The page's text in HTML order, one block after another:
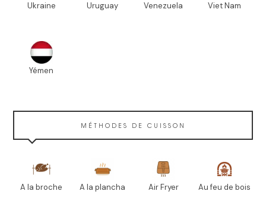
Ukraine Uruguay Venezuela Viet Nam
Yémen
MÉTHODES DE CUISSON
A la broche A la plancha Air Fryer Au feu de bois